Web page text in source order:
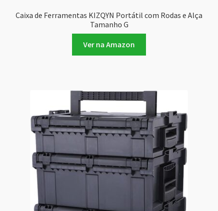
Caixa de Ferramentas KIZQYN Portátil com Rodas e Alça
Tamanho G
Ver na Amazon